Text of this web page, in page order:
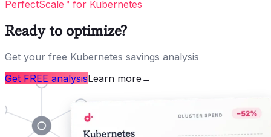
PerfectScale™ for Kubernetes
Ready to optimize?
Get your free Kubernetes savings analysis
Get FREE analysisLearn more →